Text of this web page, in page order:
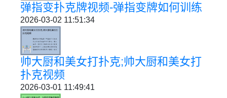
弹指变扑克牌视频-弹指变牌如何训练
2026-03-02 11:51:34
帅大厨和美女打扑克;帅大厨和美女打
扑克视频
2026-03-01 11:49:41